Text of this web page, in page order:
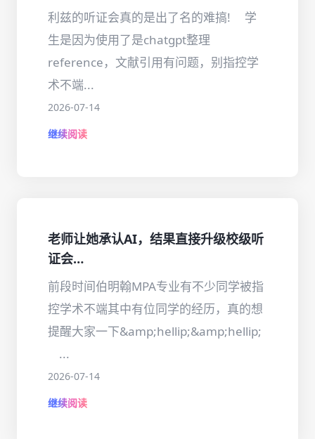
利兹的听证会真的是出了名的难搞! ㅤ学
生是因为使用了是chatgpt整理
reference，文献引用有问题，别指控学
术不端...
2026-07-14
继续阅读
老师让她承认AI，结果直接升级校级听
证会…
前段时间伯明翰MPA专业有不少同学被指
控学术不端其中有位同学的经历，真的想
提醒大家一下&amp;hellip;&amp;hellip;
ㅤ...
2026-07-14
继续阅读